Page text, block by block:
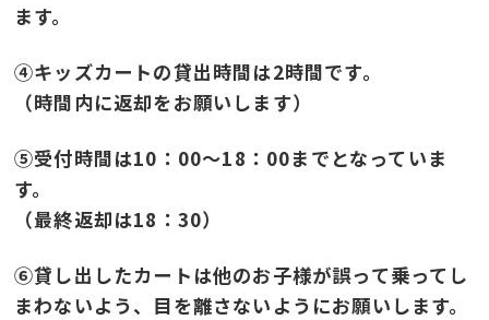
ます。
④キッズカートの貸出時間は2時間です。
（時間内に返却をお願いします）
⑤受付時間は10：00～18：00までとなっていま
す。
（最終返却は18：30）
⑥貸し出したカートは他のお子様が誤って乗ってし
まわないよう、目を離さないようにお願いします。